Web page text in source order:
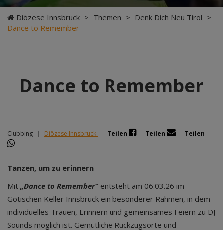
Diözese Innsbruck > Themen > Denk Dich Neu Tirol >
Dance to Remember
Dance to Remember
Clubbing | Diözese Innsbruck | Teilen Teilen Teilen
Tanzen, um zu erinnern
Mit „Dance to Remember“entsteht am 06.03.26 im
Gotischen Keller Innsbruck ein besonderer Rahmen, in dem
individuelles Trauen, Erinnern und gemeinsames Feiern zu DJ
Sounds möglich ist. Gemütliche Rückzugsorte und